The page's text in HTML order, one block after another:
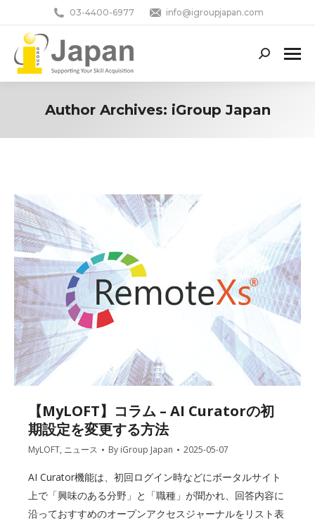
03-4400-6977 info@igroupjapan.com
Search:
Author Archives: iGroup Japan
【MyLOFT】コラム – AI Curatorの初
期設定を変更する方法
MyLOFT, ニュース By iGroup Japan 2025-05-07
AI Curator機能は、初回ログイン時などにポータルサイト
上で「興味のある分野」と「職種」が聞かれ、回答内容に
沿っておすすめのオープンアクセスジャーナルをリスト表